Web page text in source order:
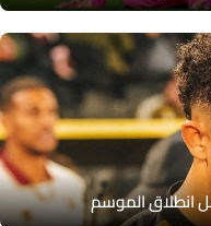
الموسم